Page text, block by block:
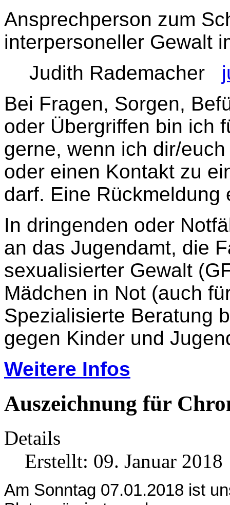
Ansprechperson zum
interpersoneller Gewalt
Judith Rademacher
Bei Fragen, Sorgen,
oder Übergriffen bin ich
gerne, wenn ich dir/
oder einen Kontakt zu
darf. Eine Rückmeldung
In dringenden oder
an das Jugendamt, die
sexualisierter Gewalt
Mädchen in Not (auch
Spezialisierte Beratung
gegen Kinder und
Weitere Infos
Auszeichnung für
Details
Erstellt: 09. Januar 2018
Am Sonntag 07.01.2018 ist